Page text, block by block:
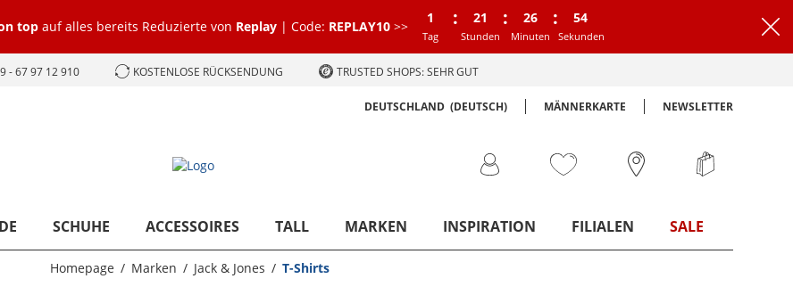
top auf alles bereits Reduzierte von Replay | Code: REPLAY10 >>
1
Tag
: 21
Stunden
: 26
Minuten
: 54
Sekunden
- 67 97 12 910 KOSTENLOSE RÜCKSENDUNG TRUSTED SHOPS: SEHR GUT
DEUTSCHLAND (DEUTSCH) MÄNNERKARTE NEWSLETTER
SCHUHE ACCESSOIRES TALL MARKEN INSPIRATION FILIALEN SALE
Homepage Marken Jack & Jones T-Shirts